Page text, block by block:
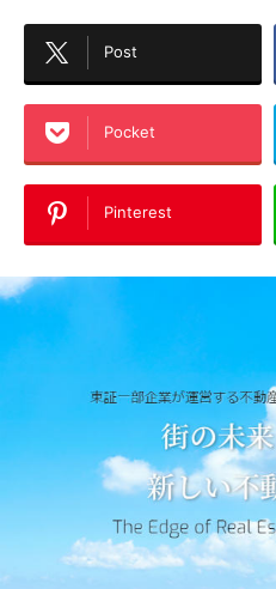
Post
Pocket
Pinterest